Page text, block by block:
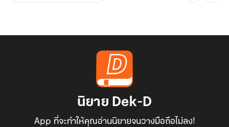
นิยาย Dek-D
App ที่จะทำให้คุณอ่านนิยายจนวางมือถือไม่ลง!